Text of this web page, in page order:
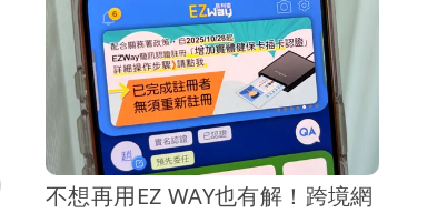
MyCharge充電金，24個月合約最高可累
積16,800元；充電金使用完畢後，每筆充
電訂單結帳還可享最高89折。
不想再用EZ WAY也有解！跨境網